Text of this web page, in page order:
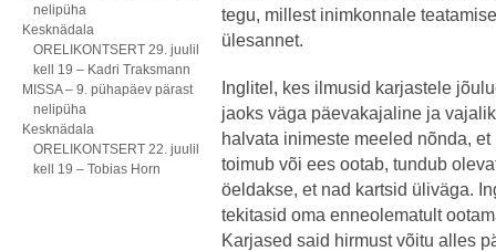
nelipüha
Kesknädala
ORELIKONTSERT 29. juulil
kell 19 – Kadri Traksmann
MISSA – 9. pühapäev pärast
nelipüha
Kesknädala
ORELIKONTSERT 22. juulil
kell 19 – Tobias Horn
tegu, millest inimkonnale
ülesannet.
Inglitel, kes ilmusid karjastele
jaoks väga päevakajaline ja
halvata inimeste meeled nõnda,
toimub või ees ootab, tundub
öeldakse, et nad kartsid üliväga.
tekitasid oma enneolematult
Karjased said hirmust võitu alles